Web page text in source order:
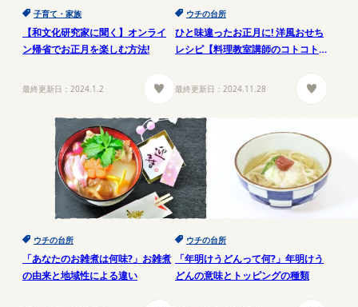
子育て・家族
【和文化研究家に聞く】オンライ
ン帰省でお正月を楽しむ方法!
最終更新日： 2024.1.2
ウチの台所
ひと味違ったお正月に! 洋風おせち
レシピ【料理教室講師のコトコト
最終更新日： 2024.11.28
ウチの台所
「あなたのお雑煮は何味?」お雑煮
の由来と地域性による違い
ウチの台所
「年明けうどんって何?」年明けう
どんの意味とトッピングの種類